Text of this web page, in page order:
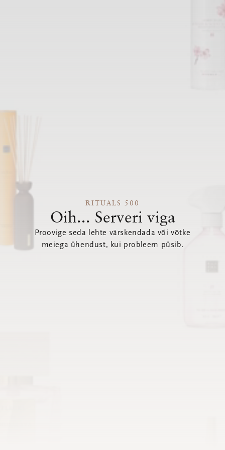
RITUALS 500
Oih... Serveri viga
Proovige seda lehte värskendada või võtke
meiega ühendust, kui probleem püsib.